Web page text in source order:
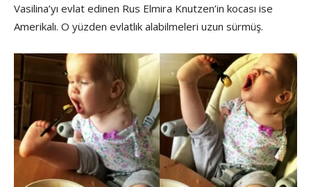
Vasilina’yı evlat edinen Rus Elmira Knutzen’in kocası ise
Amerikalı. O yüzden evlatlık alabilmeleri uzun sürmüş.